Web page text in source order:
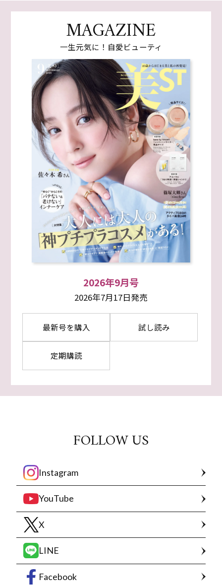
MAGAZINE
一生元気に！自愛ビューティ
2026年9月号
2026年7月17日発売
最新号を購入 試し読み
定期購読
FOLLOW US
Instagram
YouTube
X
LINE
Facebook